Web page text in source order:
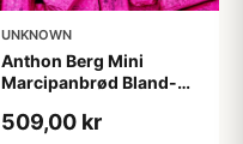
UNKNOWN
Anthon Berg Mini
Marcipanbrød Bland-
509,00 kr